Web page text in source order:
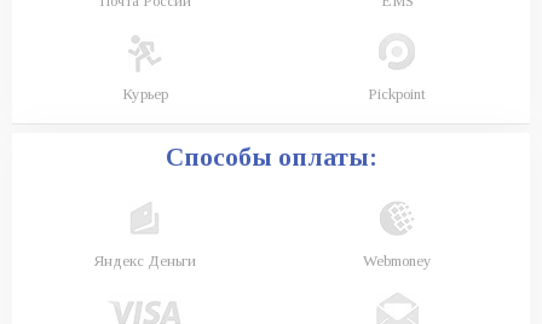
Курьер Pickpoint
Способы оплаты:
Яндекс Деньги Webmoney